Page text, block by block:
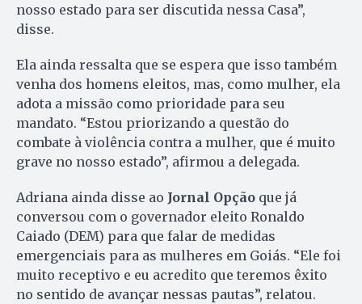
nosso estado para ser discutida nessa Casa”,
disse.
Ela ainda ressalta que se espera que isso também
venha dos homens eleitos, mas, como mulher, ela
adota a missão como prioridade para seu
mandato. “Estou priorizando a questão do
combate à violência contra a mulher, que é muito
grave no nosso estado”, afirmou a delegada.
Adriana ainda disse ao Jornal Opção que já
conversou com o governador eleito Ronaldo
Caiado (DEM) para que falar de medidas
emergenciais para as mulheres em Goiás. “Ele foi
muito receptivo e eu acredito que teremos êxito
no sentido de avançar nessas pautas”, relatou.